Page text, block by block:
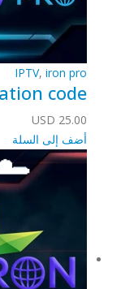
IPTV, iron pro
code
USD 25.00
أضف إلى السلة